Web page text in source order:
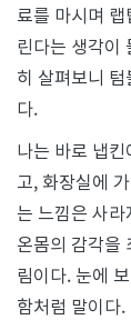
료를 마시며
린다는 생각이
히 살펴보니
다.
나는 바로 냅
고, 화장실에
는 느낌은 사
온몸의 감각을
림이다. 눈에
함처럼 말이다